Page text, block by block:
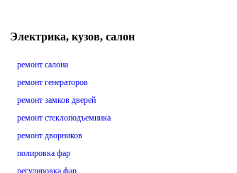
Электрика, кузов, салон
ремонт салона
ремонт генераторов
ремонт замков дверей
ремонт стеклоподъемника
ремонт дворников
полировка фар